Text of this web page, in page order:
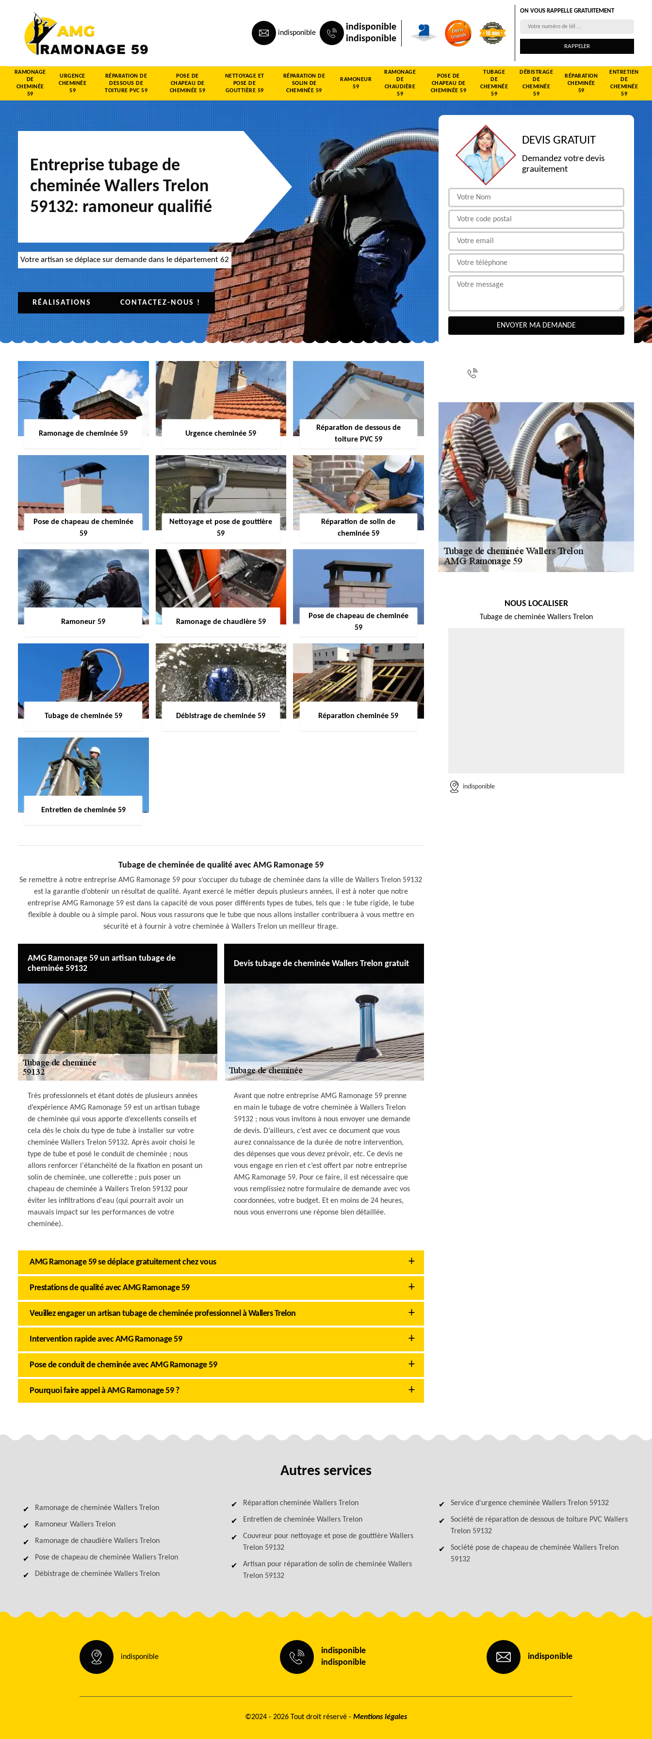
indisponible
indisponible
indisponible
ON VOUS RAPPELLE GRATUITEMENT
RAMONAGE
DE
CHEMINÉE
59
URGENCE
CHEMINÉE
59
RÉPARATION DE
DESSOUS DE
TOITURE PVC 59
POSE DE
CHAPEAU DE
CHEMINÉE 59
NETTOYAGE ET
POSE DE
GOUTTIÈRE 59
RÉPARATION DE
SOLIN DE
CHEMINÉE 59
RAMONEUR
59
RAMONAGE
DE
CHAUDIÈRE
59
POSE DE
CHAPEAU DE
CHEMINÉE 59
TUBAGE
DE
CHEMINÉE
59
DÉBISTRAGE
DE
CHEMINÉE
59
RÉPARATION
CHEMINÉE
59
ENTRETIEN
DE
CHEMINÉE
59
Entreprise tubage de
cheminée Wallers Trelon
59132: ramoneur qualifié
Votre artisan se déplace sur demande dans le département 62
RÉALISATIONS CONTACTEZ-NOUS !
Ramonage de cheminée 59 Urgence cheminée 59
Réparation de dessous de
toiture PVC 59
Pose de chapeau de cheminée
59
Nettoyage et pose de gouttière
59
Réparation de solin de
cheminée 59
Ramoneur 59 Ramonage de chaudière 59
Pose de chapeau de cheminée
59
Tubage de cheminée 59 Débistrage de cheminée 59 Réparation cheminée 59
Entretien de cheminée 59
Tubage de cheminée de qualité avec AMG Ramonage 59
Se remettre à notre entreprise AMG Ramonage 59 pour s’occuper du tubage de cheminée dans la ville de Wallers Trelon 59132
est la garantie d’obtenir un résultat de qualité. Ayant exercé le métier depuis plusieurs années, il est à noter que notre
entreprise AMG Ramonage 59 est dans la capacité de vous poser différents types de tubes, tels que : le tube rigide, le tube
flexible à double ou à simple paroi. Nous vous rassurons que le tube que nous allons installer contribuera à vous mettre en
sécurité et à fournir à votre cheminée à Wallers Trelon un meilleur tirage.
AMG Ramonage 59 un artisan tubage de
cheminée 59132
Très professionnels et étant dotés de plusieurs années
d’expérience AMG Ramonage 59 est un artisan tubage
de cheminée qui vous apporte d’excellents conseils et
cela dès le choix du type de tube à installer sur votre
cheminée Wallers Trelon 59132. Après avoir choisi le
type de tube et posé le conduit de cheminée ; nous
allons renforcer l'étanchéité de la fixation en posant un
solin de cheminée, une collerette ; puis poser un
chapeau de cheminée à Wallers Trelon 59132 pour
éviter les infiltrations d'eau (qui pourrait avoir un
mauvais impact sur les performances de votre
cheminée).
Devis tubage de cheminée Wallers Trelon gratuit
Avant que notre entreprise AMG Ramonage 59 prenne
en main le tubage de votre cheminée à Wallers Trelon
59132 ; nous vous invitons à nous envoyer une demande
de devis. D’ailleurs, c’est avec ce document que vous
aurez connaissance de la durée de notre intervention,
des dépenses que vous devez prévoir, etc. Ce devis ne
vous engage en rien et c’est offert par notre entreprise
AMG Ramonage 59. Pour ce faire, il est nécessaire que
vous remplissiez notre formulaire de demande avec vos
coordonnées, votre budget. Et en moins de 24 heures,
nous vous enverrons une réponse bien détaillée.
AMG Ramonage 59 se déplace gratuitement chez vous
Prestations de qualité avec AMG Ramonage 59
Veuillez engager un artisan tubage de cheminée professionnel à Wallers Trelon
Intervention rapide avec AMG Ramonage 59
Pose de conduit de cheminée avec AMG Ramonage 59
Pourquoi faire appel à AMG Ramonage 59 ?
DEVIS GRATUIT
Demandez votre devis
grauitement
NOUS LOCALISER
Tubage de cheminée Wallers Trelon
indisponible
Autres services
Ramonage de cheminée Wallers Trelon
Ramoneur Wallers Trelon
Ramonage de chaudière Wallers Trelon
Pose de chapeau de cheminée Wallers Trelon
Débistrage de cheminée Wallers Trelon
Réparation cheminée Wallers Trelon
Entretien de cheminée Wallers Trelon
Couvreur pour nettoyage et pose de gouttière Wallers
Trelon 59132
Artisan pour réparation de solin de cheminée Wallers
Trelon 59132
Service d'urgence cheminée Wallers Trelon 59132
Société de réparation de dessous de toiture PVC Wallers
Trelon 59132
Société pose de chapeau de cheminée Wallers Trelon
59132
indisponible
indisponible
indisponible
indisponible
©2024 - 2026 Tout droit réservé - Mentions légales